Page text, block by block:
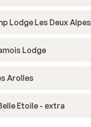
Lodge Les Deux Alpes
Lodge
Arolles
Etoile - extra